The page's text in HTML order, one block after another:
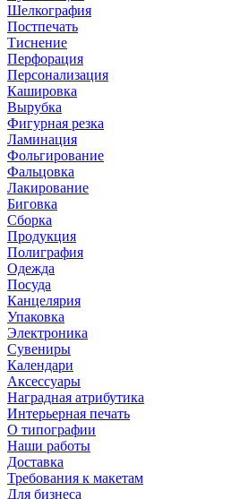
Шелкография
Постпечать
Тиснение
Перфорация
Персонализация
Кашировка
Вырубка
Фигурная резка
Ламинация
Фольгирование
Фальцовка
Лакирование
Биговка
Сборка
Продукция
Полиграфия
Одежда
Посуда
Канцелярия
Упаковка
Электроника
Сувениры
Календари
Аксессуары
Наградная атрибутика
Интерьерная печать
О типографии
Наши работы
Доставка
Требования к макетам
Для бизнеса